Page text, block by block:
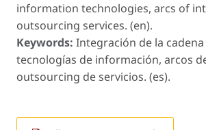
information technologies, arcs of
outsourcing services. (en).
Keywords: Integración de la
tecnologías de información, arcos
outsourcing de servicios. (es).